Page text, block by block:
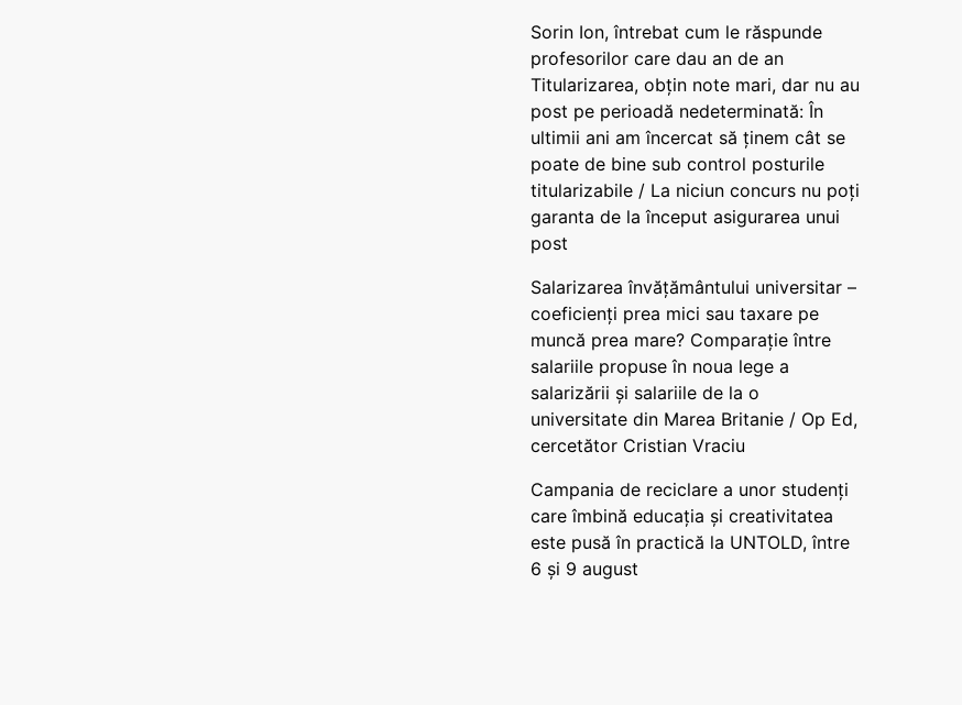
Sorin Ion, întrebat cum le răspunde
profesorilor care dau an de an
Titularizarea, obțin note mari, dar nu au
post pe perioadă nedeterminată: În
ultimii ani am încercat să ținem cât se
poate de bine sub control posturile
titularizabile / La niciun concurs nu poți
garanta de la început asigurarea unui
post
Salarizarea învățământului universitar –
coeficienți prea mici sau taxare pe
muncă prea mare? Comparație între
salariile propuse în noua lege a
salarizării și salariile de la o
universitate din Marea Britanie / Op Ed,
cercetător Cristian Vraciu
Campania de reciclare a unor studenți
care îmbină educația și creativitatea
este pusă în practică la UNTOLD, între
6 și 9 august